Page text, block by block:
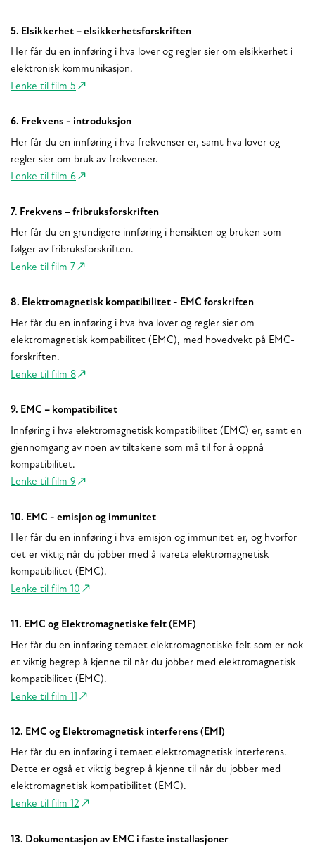
5. Elsikkerhet – elsikkerhetsforskriften
Her får du en innføring i hva lover og regler sier om elsikkerhet i
elektronisk kommunikasjon.
Lenke til film 5
6. Frekvens - introduksjon
Her får du en innføring i hva frekvenser er, samt hva lover og
regler sier om bruk av frekvenser.
Lenke til film 6
7. Frekvens – fribruksforskriften
Her får du en grundigere innføring i hensikten og bruken som
følger av fribruksforskriften.
Lenke til film 7
8. Elektromagnetisk kompatibilitet - EMC forskriften
Her får du en innføring i hva hva lover og regler sier om
elektromagnetisk kompabilitet (EMC), med hovedvekt på EMC-
forskriften.
Lenke til film 8
9. EMC – kompatibilitet
Innføring i hva elektromagnetisk kompatibilitet (EMC) er, samt en
gjennomgang av noen av tiltakene som må til for å oppnå
kompatibilitet.
Lenke til film 9
10. EMC - emisjon og immunitet
Her får du en innføring i hva emisjon og immunitet er, og hvorfor
det er viktig når du jobber med å ivareta elektromagnetisk
kompatibilitet (EMC).
Lenke til film 10
11. EMC og Elektromagnetiske felt (EMF)
Her får du en innføring temaet elektromagnetiske felt som er nok
et viktig begrep å kjenne til når du jobber med elektromagnetisk
kompatibilitet (EMC).
Lenke til film 11
12. EMC og Elektromagnetisk interferens (EMI)
Her får du en innføring i temaet elektromagnetisk interferens.
Dette er også et viktig begrep å kjenne til når du jobber med
elektromagnetisk kompatibilitet (EMC).
Lenke til film 12
13. Dokumentasjon av EMC i faste installasjoner